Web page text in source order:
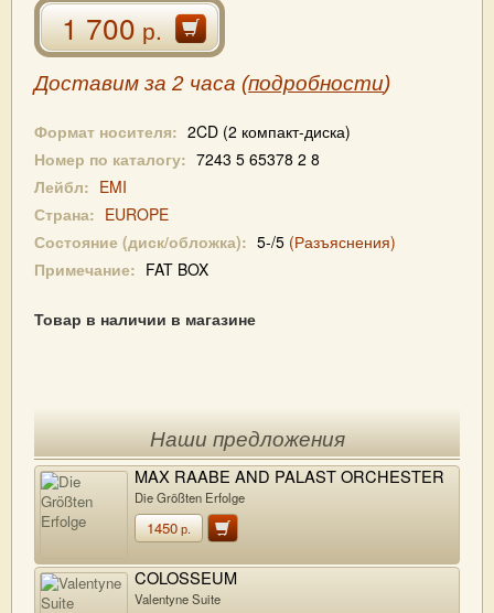
1 700р.
Доставим за 2 часа (подробности)
Формат носителя: 2CD (2 компакт-диска)
Номер по каталогу: 7243 5 65378 2 8
Лейбл: EMI
Страна: EUROPE
Состояние (диск/обложка): 5-/5 (Разъяснения)
Примечание: FAT BOX
Товар в наличии в магазине
Наши предложения
MAX RAABE AND PALAST ORCHESTER
Die Größten Erfolge
1450р.
COLOSSEUM
Valentyne Suite